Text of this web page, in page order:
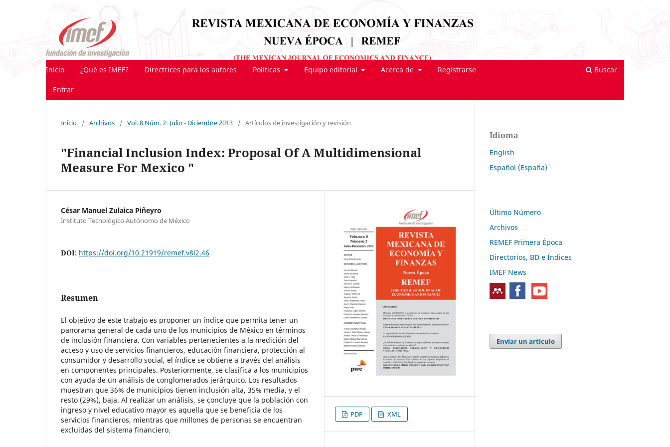
Inicio ¿Qué es IMEF? Directrices para los autores Políticas Equipo editorial Acerca de Registrarse
Entrar
Buscar
Inicio / Archivos / Vol. 8 Núm. 2: Julio - Diciembre 2013 / Artículos de investigación y revisión
"Financial Inclusion Index: Proposal Of A Multidimensional
Measure For Mexico "
César Manuel Zulaica Piñeyro
Instituto Tecnológico Autónomo de México
DOI: https://doi.org/10.21919/remef.v8i2.46
Resumen
El objetivo de este trabajo es proponer un índice que permita tener un
panorama general de cada uno de los municipios de México en términos
de inclusión financiera. Con variables pertenecientes a la medición del
acceso y uso de servicios financieros, educación financiera, protección al
consumidor y desarrollo social, el índice se obtiene a través del análisis
en componentes principales. Posteriormente, se clasifica a los municipios
con ayuda de un análisis de conglomerados jerárquico. Los resultados
muestran que 36% de municipios tienen inclusión alta, 35% media, y el
resto (29%), baja. Al realizar un análisis, se concluye que la población con
ingreso y nivel educativo mayor es aquella que se beneficia de los
servicios financieros, mientras que millones de personas se encuentran
excluidas del sistema financiero.
PDF XML
Idioma
English
Español (España)
Último Número
Archivos
REMEF Primera Época
Directorios, BD e Índices
IMEF News
Enviar un artículo